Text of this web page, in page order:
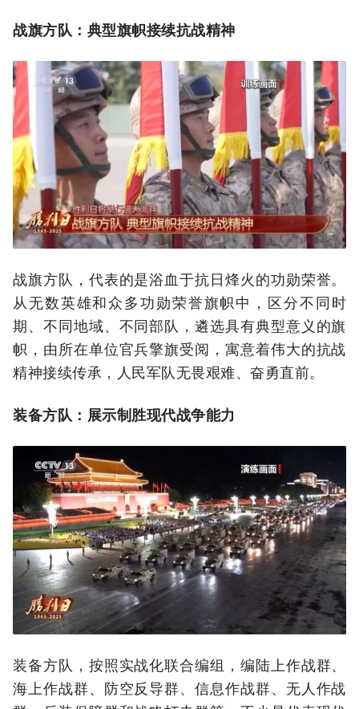
战旗方队：典型旗帜接续抗战精神
战旗方队，代表的是浴血于抗日烽火的功勋荣誉。
从无数英雄和众多功勋荣誉旗帜中，区分不同时
期、不同地域、不同部队，遴选具有典型意义的旗
帜，由所在单位官兵擎旗受阅，寓意着伟大的抗战
精神接续传承，人民军队无畏艰难、奋勇直前。
装备方队：展示制胜现代战争能力
装备方队，按照实战化联合编组，编陆上作战群、
海上作战群、防空反导群、信息作战群、无人作战